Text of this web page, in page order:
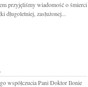
przyjęliśmy wiadomość o śmierci
długoletniej, zasłużonej...
współczucia Pani Doktor Ilonie